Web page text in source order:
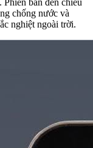
chống nước và
nghiệt ngoài trời.